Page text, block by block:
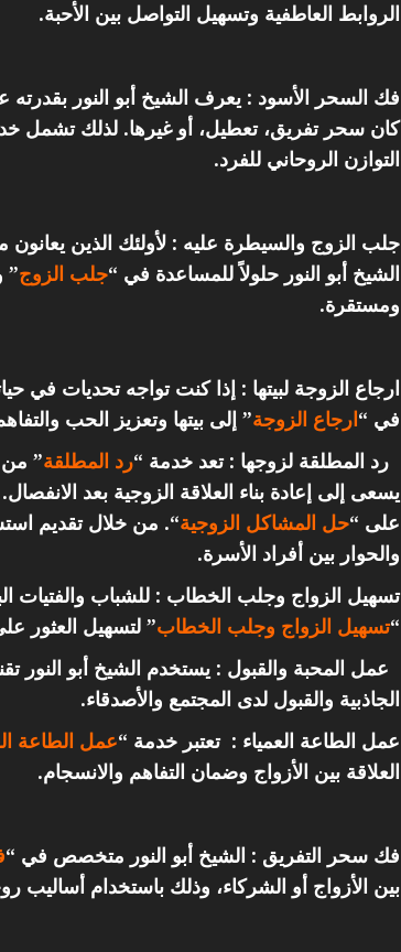
الروابط العاطفية وتسهيل التواصل بين الأحبة.
فك السحر الأسود : يعرف الشيخ أبو النور بقدرته
كان سحر تفريق، تعطيل، أو غيرها. لذلك تشمل
التوازن الروحاني للفرد.
جلب الزوج والسيطرة عليه : لأولئك الذين
الشيخ أبو النور حلولاً للمساعدة في “جلب الزوج”
ومستقرة.
ارجاع الزوجة لبيتها : إذا كنت تواجه تحديات في
في “ارجاع الزوجة” إلى بيتها وتعزيز الحب
رد المطلقة لزوجها : تعد خدمة “رد المطلقة” من
يسعى إلى إعادة بناء العلاقة الزوجية بعد الانفصال.
على “حل المشاكل الزوجية“. من خلال تقديم
والحوار بين أفراد الأسرة.
تسهيل الزواج وجلب الخطاب : للشباب والفتيات
“تسهيل الزواج وجلب الخطاب” لتسهيل العثور
عمل المحبة والقبول : يستخدم الشيخ أبو النور
الجاذبية والقبول لدى المجتمع والأصدقاء.
عمل الطاعة العمياء : تعتبر خدمة “عمل الطاعة
العلاقة بين الأزواج وضمان التفاهم والانسجام.
فك سحر التفريق : الشيخ أبو النور متخصص في “
بين الأزواج أو الشركاء، وذلك باستخدام أساليب